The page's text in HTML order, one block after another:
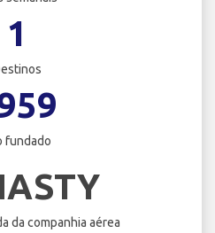
1
fundado
da companhia aérea